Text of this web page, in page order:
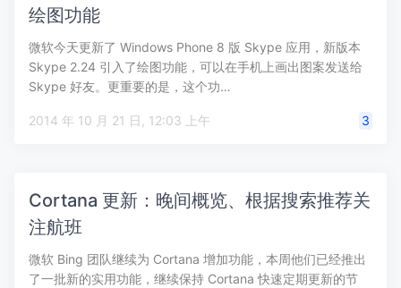
绘图功能
微软今天更新了 Windows Phone 8 版 Skype 应用，新版本
Skype 2.24 引入了绘图功能，可以在手机上画出图案发送给
Skype 好友。更重要的是，这个功…
2014 年 10 月 21 日, 12:03 上午 3
Cortana 更新：晚间概览、根据搜索推荐关
注航班
微软 Bing 团队继续为 Cortana 增加功能，本周他们已经推出
了一批新的实用功能，继续保持 Cortana 快速定期更新的节